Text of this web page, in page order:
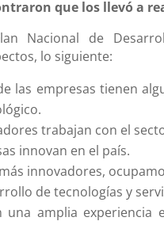
que los llevó a
Nacional de
lo siguiente:
las empresas tienen
trabajan con el
innovan en el país.
innovadores,
de tecnologías y
una amplia